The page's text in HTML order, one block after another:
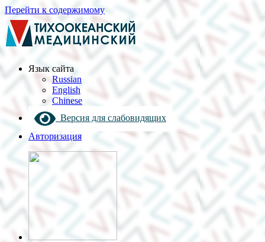
Перейти к содержимому
Язык cайта
Russian
English
Chinese
Версия для слабовидящих
Авторизация